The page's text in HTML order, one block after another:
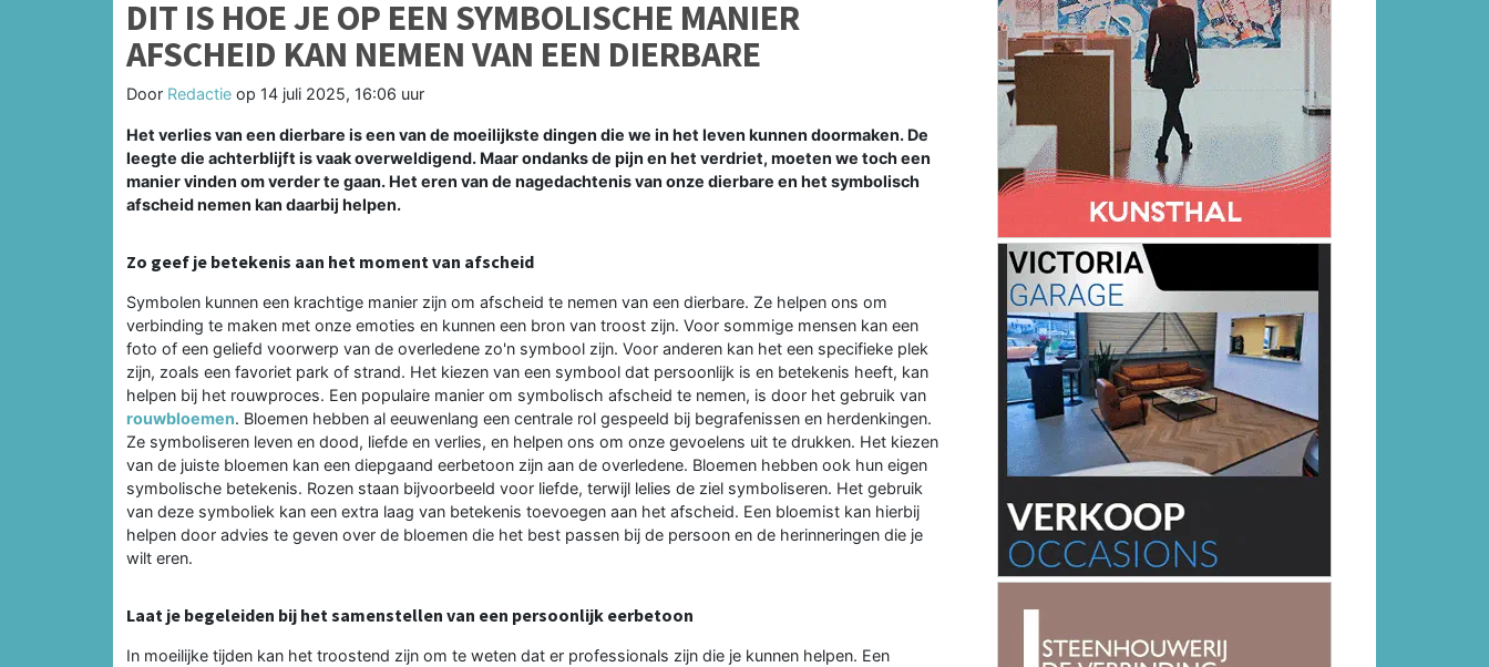
DIT IS HOE JE OP EEN SYMBOLISCHE MANIER
AFSCHEID KAN NEMEN VAN EEN DIERBARE
Door Redactie op 14 juli 2025, 16:06 uur
Het verlies van een dierbare is een van de moeilijkste dingen die we in het leven kunnen doormaken. De
leegte die achterblijft is vaak overweldigend. Maar ondanks de pijn en het verdriet, moeten we toch een
manier vinden om verder te gaan. Het eren van de nagedachtenis van onze dierbare en het symbolisch
afscheid nemen kan daarbij helpen.
Zo geef je betekenis aan het moment van afscheid
Symbolen kunnen een krachtige manier zijn om afscheid te nemen van een dierbare. Ze helpen ons om
verbinding te maken met onze emoties en kunnen een bron van troost zijn. Voor sommige mensen kan een
foto of een geliefd voorwerp van de overledene zo'n symbool zijn. Voor anderen kan het een specifieke plek
zijn, zoals een favoriet park of strand. Het kiezen van een symbool dat persoonlijk is en betekenis heeft, kan
helpen bij het rouwproces. Een populaire manier om symbolisch afscheid te nemen, is door het gebruik van
rouwbloemen. Bloemen hebben al eeuwenlang een centrale rol gespeeld bij begrafenissen en herdenkingen.
Ze symboliseren leven en dood, liefde en verlies, en helpen ons om onze gevoelens uit te drukken. Het kiezen
van de juiste bloemen kan een diepgaand eerbetoon zijn aan de overledene. Bloemen hebben ook hun eigen
symbolische betekenis. Rozen staan bijvoorbeeld voor liefde, terwijl lelies de ziel symboliseren. Het gebruik
van deze symboliek kan een extra laag van betekenis toevoegen aan het afscheid. Een bloemist kan hierbij
helpen door advies te geven over de bloemen die het best passen bij de persoon en de herinneringen die je
wilt eren.
Laat je begeleiden bij het samenstellen van een persoonlijk eerbetoon
In moeilijke tijden kan het troostend zijn om te weten dat er professionals zijn die je kunnen helpen. Een